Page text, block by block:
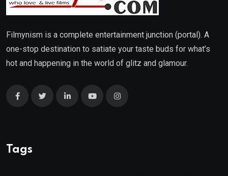
Filmynism is a complete entertainment junction (portal). A
one-stop destination to satiate your taste buds for what’s
hot and happening in the world of glitz and glamour.
Tags